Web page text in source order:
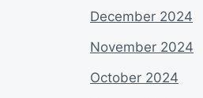
December 2024
November 2024
October 2024